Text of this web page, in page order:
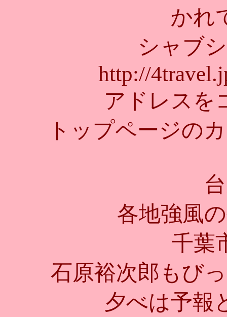
かれ
シャブ
http://
アドレスを
トップページの
各地強風
千葉
石原裕次郎もび
夕べは予報